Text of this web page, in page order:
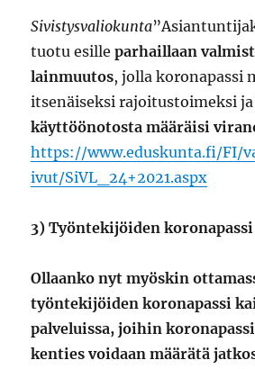
Sivistysvaliokunta
tuotu esilleparhaillaan
lainmuutos, jolla koronapassi
itsenäiseksi rajoitustoimeksi
käyttöönotosta määräisi
https://www.eduskunta.fi/FI/
ivut/SiVL_24+2021.aspx
3) Työntekijöiden koronapassi
Ollaanko nyt myöskin
työntekijöiden koronapassi
palveluissa, joihin koronapassi
kenties voidaan määrätä